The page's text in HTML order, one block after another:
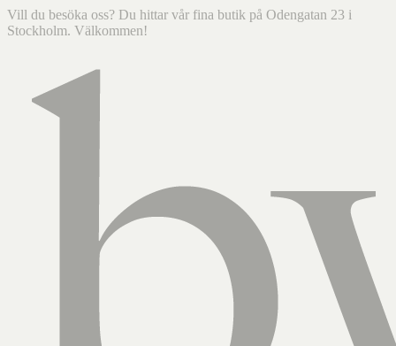
Vill du besöka oss? Du hittar vår fina butik på Odengatan 23 i
Stockholm. Välkommen!